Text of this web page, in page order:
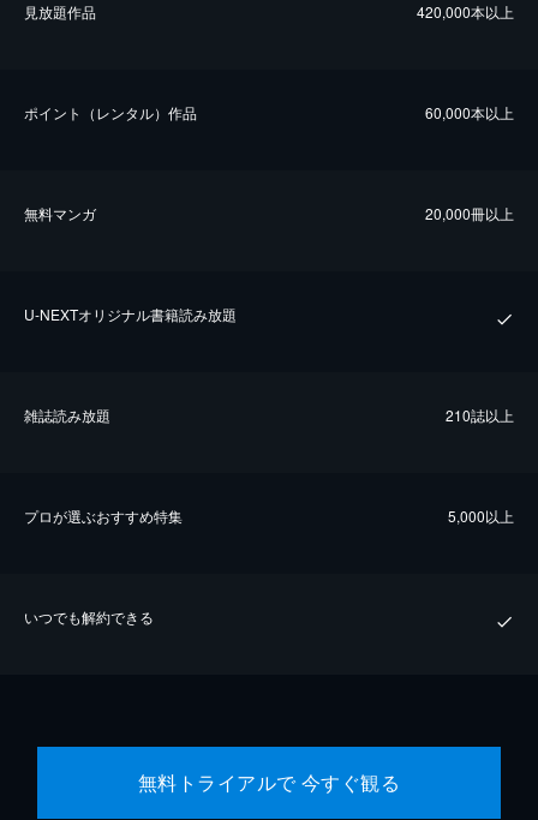
⾒放題作品 420,000本以上
ポイント（レンタル）作品 60,000本以上
無料マンガ 20,000冊以上
U-NEXTオリジナル書籍読み放題
雑誌読み放題 210誌以上
プロが選ぶおすすめ特集 5,000以上
いつでも解約できる
無料トライアルで 今すぐ観る